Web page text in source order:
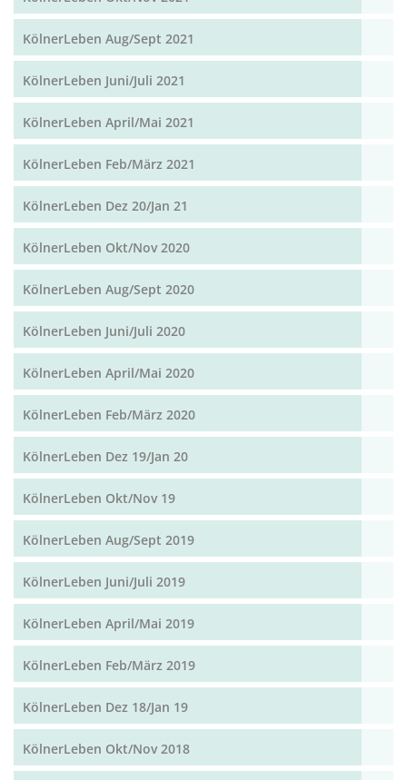
KölnerLeben Aug/Sept 2021
KölnerLeben Juni/Juli 2021
KölnerLeben April/Mai 2021
KölnerLeben Feb/März 2021
KölnerLeben Dez 20/Jan 21
KölnerLeben Okt/Nov 2020
KölnerLeben Aug/Sept 2020
KölnerLeben Juni/Juli 2020
KölnerLeben April/Mai 2020
KölnerLeben Feb/März 2020
KölnerLeben Dez 19/Jan 20
KölnerLeben Okt/Nov 19
KölnerLeben Aug/Sept 2019
KölnerLeben Juni/Juli 2019
KölnerLeben April/Mai 2019
KölnerLeben Feb/März 2019
KölnerLeben Dez 18/Jan 19
KölnerLeben Okt/Nov 2018